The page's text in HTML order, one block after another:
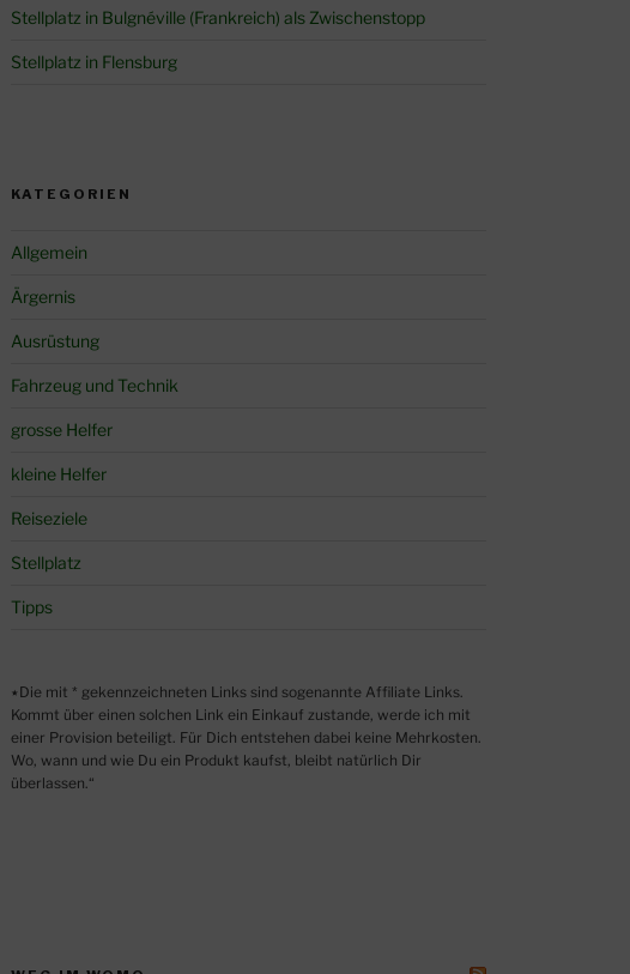
Stellplatz in Bulgnéville (Frankreich) als Zwischenstopp
Stellplatz in Flensburg
KATEGORIEN
Allgemein
Ärgernis
Ausrüstung
Fahrzeug und Technik
grosse Helfer
kleine Helfer
Reiseziele
Stellplatz
Tipps
٭Die mit * gekennzeichneten Links sind sogenannte Affiliate Links.
Kommt über einen solchen Link ein Einkauf zustande, werde ich mit
einer Provision beteiligt. Für Dich entstehen dabei keine Mehrkosten.
Wo, wann und wie Du ein Produkt kaufst, bleibt natürlich Dir
überlassen.“